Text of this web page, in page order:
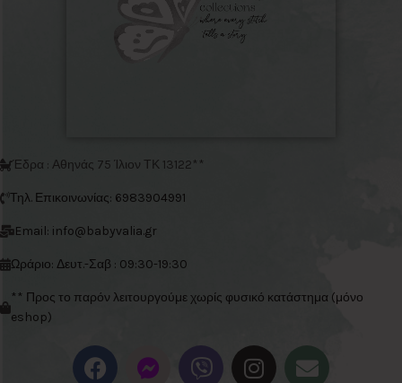
Έδρα : Αθηνάς 75 Ίλιον ΤΚ 13122**
Τηλ. Επικοινωνίας: 6983904991
Email: info@babyvalia.gr
Ωράριο: Δευτ.-Σαβ : 09:30-19:30
** Προς το παρόν λειτουργούμε χωρίς φυσικό κατάστημα (μόνο
eshop)